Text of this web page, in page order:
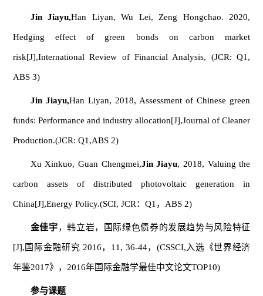
Jin Jiayu,Han Liyan, Wu Lei, Zeng Hongchao. 2020,
Hedging effect of green bonds on carbon market
risk[J],International Review of Financial Analysis, (JCR: Q1,
ABS 3)
Jin Jiayu,Han Liyan, 2018, Assessment of Chinese green
funds: Performance and industry allocation[J],Journal of Cleaner
Production.(JCR: Q1,ABS 2)
Xu Xinkuo, Guan Chengmei,Jin Jiayu, 2018, Valuing the
carbon assets of distributed photovoltaic generation in
China[J],Energy Policy.(SCI, JCR：Q1，ABS 2)
金佳宇，韩立岩，国际绿色债券的发展趋势与风险特征
[J],国际金融研究 2016，11, 36-44，(CSSCI,入选《世界经济
年鉴2017》，2016年国际金融学最佳中文论文TOP10)
参与课题